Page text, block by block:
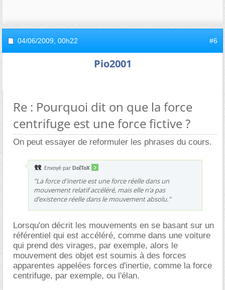
04/06/2009, 00h22 #6
Pio2001
Re : Pourquoi dit on que la force
centrifuge est une force fictive ?
On peut essayer de reformuler les phrases du cours.
Envoyé par DolToX
"La force d'inertie est une force réelle dans un
mouvement relatif accéléré, mais elle n’a pas
d’existence réelle dans le mouvement absolu."
Lorsqu'on décrit les mouvements en se basant sur un
référentiel qui est accéléré, comme dans une voiture
qui prend des virages, par exemple, alors le
mouvement des objet est soumis à des forces
apparentes appelées forces d'inertie, comme la force
centrifuge, par exemple, ou l'élan.